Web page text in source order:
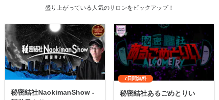
盛り上がっている人気のサロンをピックアップ！
秘密結社NaokimanShow -
7日間無料
秘密結社あるごめとりい